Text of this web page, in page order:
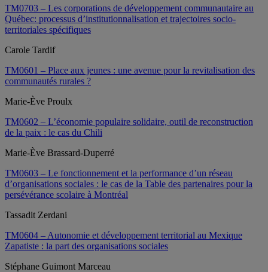
TM0703 – Les corporations de développement communautaire au
Québec: processus d’institutionnalisation et trajectoires socio-
territoriales spécifiques
Carole Tardif
TM0601 – Place aux jeunes : une avenue pour la revitalisation des
communautés rurales ?
Marie-Ève Proulx
TM0602 – L’économie populaire solidaire, outil de reconstruction
de la paix : le cas du Chili
Marie-Ève Brassard‑Duperré
TM0603 – Le fonctionnement et la performance d’un réseau
d’organisations sociales : le cas de la Table des partenaires pour la
persévérance scolaire à Montréal
Tassadit Zerdani
TM0604 – Autonomie et développement territorial au Mexique
Zapatiste : la part des organisations sociales
Stéphane Guimont Marceau